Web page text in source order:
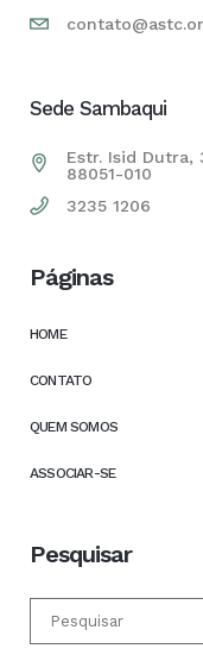
Sede Sambaqui
Estr. Isid Dutra,
88051-010
3235 1206
Páginas
HOME
CONTATO
QUEM SOMOS
ASSOCIAR-SE
Pesquisar